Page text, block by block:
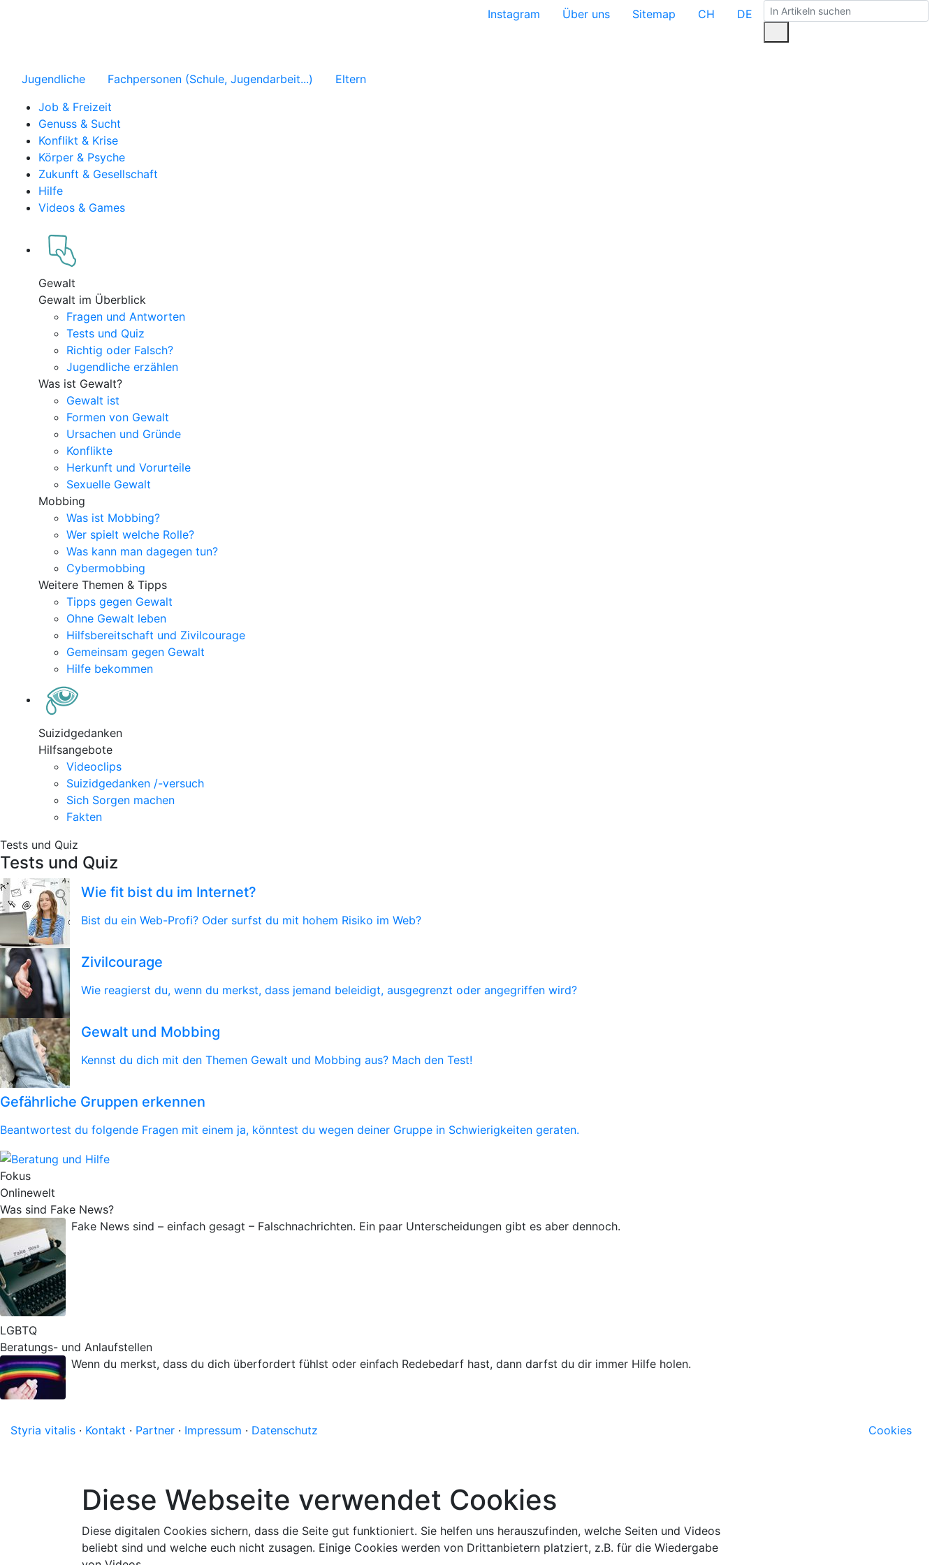
Instagram Über uns Sitemap CH DE
Jugendliche Fachpersonen (Schule, Jugendarbeit...)
Eltern
Job & Freizeit
Genuss & Sucht
Konflikt & Krise
Körper & Psyche
Zukunft & Gesellschaft
Hilfe
Videos & Games
Gewalt
Gewalt im Überblick
Fragen und Antworten
Tests und Quiz
Richtig oder Falsch?
Jugendliche erzählen
Was ist Gewalt?
Gewalt ist
Formen von Gewalt
Ursachen und Gründe
Konflikte
Herkunft und Vorurteile
Sexuelle Gewalt
Mobbing
Was ist Mobbing?
Wer spielt welche Rolle?
Was kann man dagegen tun?
Cybermobbing
Weitere Themen & Tipps
Tipps gegen Gewalt
Ohne Gewalt leben
Hilfsbereitschaft und Zivilcourage
Gemeinsam gegen Gewalt
Hilfe bekommen
Suizidgedanken
Hilfsangebote
Videoclips
Suizidgedanken /-versuch
Sich Sorgen machen
Fakten
Tests und Quiz
Tests und Quiz
Wie fit bist du im Internet?
Bist du ein Web-Profi? Oder surfst du mit hohem Risiko im Web?
Zivilcourage
Wie reagierst du, wenn du merkst, dass jemand beleidigt, ausgegrenzt oder angegriffen wird?
Gewalt und Mobbing
Kennst du dich mit den Themen Gewalt und Mobbing aus? Mach den Test!
Gefährliche Gruppen erkennen
Beantwortest du folgende Fragen mit einem ja, könntest du wegen deiner Gruppe in Schwierigkeiten geraten.
Fokus
Onlinewelt
Was sind Fake News?
Fake News sind – einfach gesagt – Falschnachrichten. Ein paar Unterscheidungen gibt es aber dennoch.
LGBTQ
Beratungs- und Anlaufstellen
Wenn du merkst, dass du dich überfordert fühlst oder einfach Redebedarf hast, dann darfst du dir immer Hilfe holen.
Styria vitalis · Kontakt · Partner · Impressum · Datenschutz Cookies
Diese Webseite verwendet Cookies
Diese digitalen Cookies sichern, dass die Seite gut funktioniert. Sie helfen uns herauszufinden, welche Seiten und Videos
beliebt sind und welche euch nicht zusagen. Einige Cookies werden von Drittanbietern platziert, z.B. für die Wiedergabe